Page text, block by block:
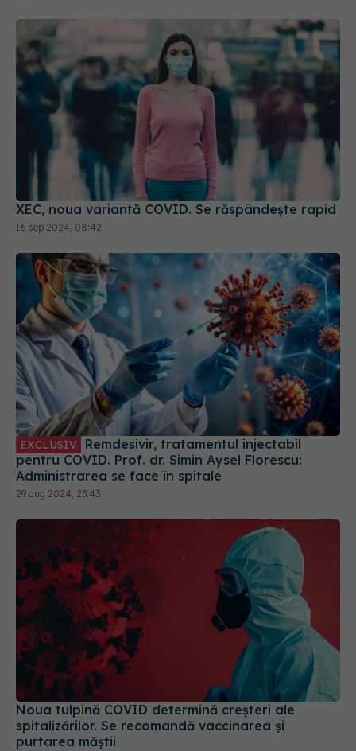
XEC, noua variantă COVID. Se răspândește rapid
16 sep 2024, 08:42
EXCLUSIV
pentru COVID. Prof. dr. Simin Aysel Florescu:
Administrarea se face în spitale
29 aug 2024, 23:43
Noua tulpină COVID determină creșteri ale
spitalizărilor. Se recomandă vaccinarea și
purtarea măștii